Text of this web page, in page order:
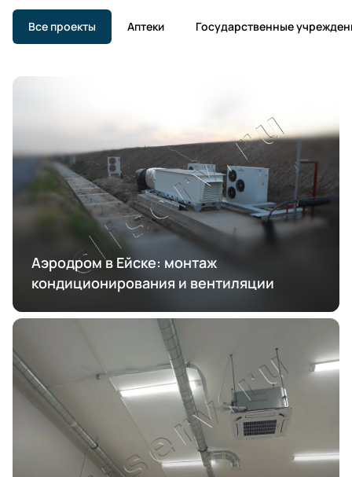
Все проекты Аптеки Государственные
Аэродром в Ейске: монтаж
кондиционирования и вентиляции